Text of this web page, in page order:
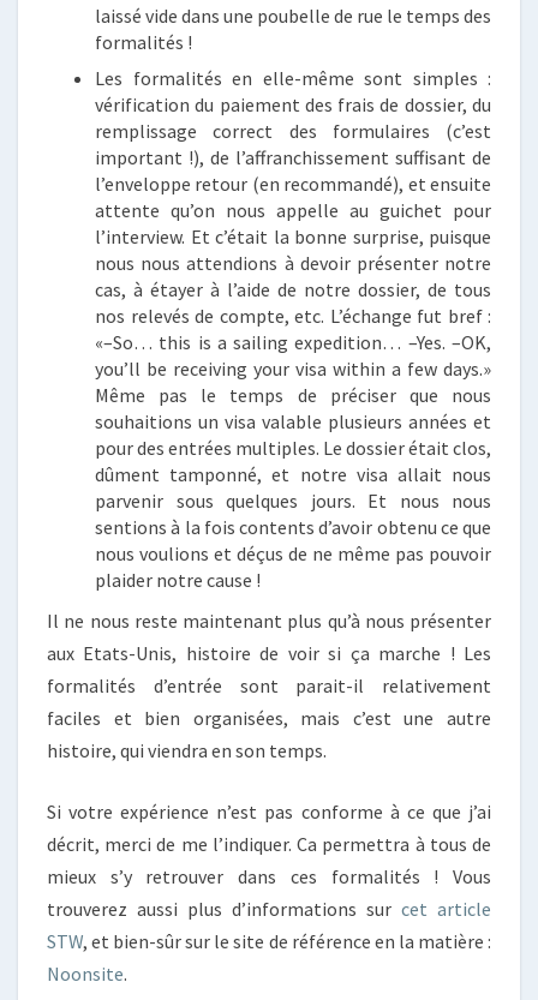
laissé vide dans une poubelle de rue le temps des
formalités !
Les formalités en elle-même sont simples :
vérification du paiement des frais de dossier, du
remplissage correct des formulaires (c’est
important !), de l’affranchissement suffisant de
l’enveloppe retour (en recommandé), et ensuite
attente qu’on nous appelle au guichet pour
l’interview. Et c’était la bonne surprise, puisque
nous nous attendions à devoir présenter notre
cas, à étayer à l’aide de notre dossier, de tous
nos relevés de compte, etc. L’échange fut bref :
«–So… this is a sailing expedition… –Yes. –OK,
you’ll be receiving your visa within a few days.»
Même pas le temps de préciser que nous
souhaitions un visa valable plusieurs années et
pour des entrées multiples. Le dossier était clos,
dûment tamponné, et notre visa allait nous
parvenir sous quelques jours. Et nous nous
sentions à la fois contents d’avoir obtenu ce que
nous voulions et déçus de ne même pas pouvoir
plaider notre cause !
Il ne nous reste maintenant plus qu’à nous présenter
aux Etats-Unis, histoire de voir si ça marche ! Les
formalités d’entrée sont parait-il relativement
faciles et bien organisées, mais c’est une autre
histoire, qui viendra en son temps.
Si votre expérience n’est pas conforme à ce que j’ai
décrit, merci de me l’indiquer. Ca permettra à tous de
mieux s’y retrouver dans ces formalités ! Vous
trouverez aussi plus d’informations sur cet article
STW, et bien-sûr sur le site de référence en la matière :
Noonsite.